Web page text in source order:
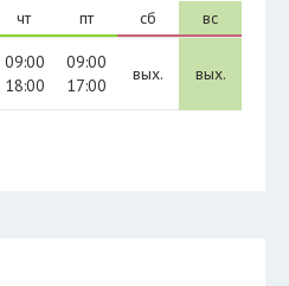
чт
09:00
18:00
пт
09:00
17:00
сб
вых.
вс
вых.